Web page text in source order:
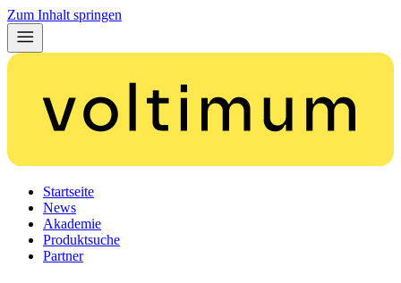
Zum Inhalt springen
Startseite
News
Akademie
Produktsuche
Partner